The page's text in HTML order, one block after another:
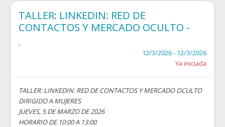
TALLER: LINKEDIN: RED DE
CONTACTOS Y MERCADO OCULTO -
,
12/3/2026 - 12/3/2026
Ya iniciada
TALLER: LINKEDIN: RED DE CONTACTOS Y MERCADO OCULTO
DIRIGIDO A MUJERES
JUEVES, 5 DE MARZO DE 2026
HORARIO DE 10:00 A 13:00